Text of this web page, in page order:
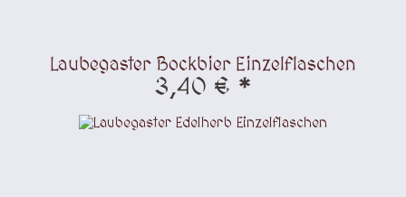
Laubegaster Bockbier Einzelflaschen
3,40 € *